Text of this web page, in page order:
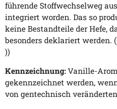
führende Stoffwechselweg
integriert worden. Das so
keine Bestandteile der Hefe,
besonders deklariert werden. (
))
Kennzeichnung: Vanille-
gekennzeichnet werden,
von gentechnisch